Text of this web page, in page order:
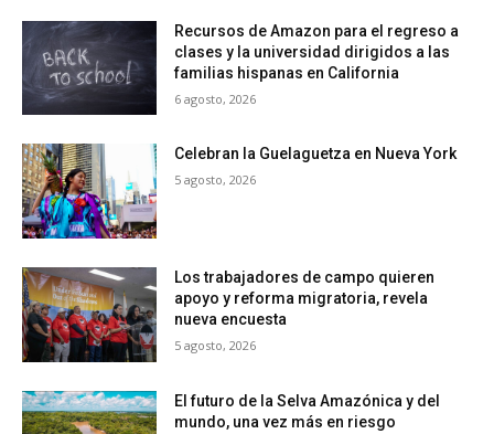
Recursos de Amazon para el regreso a
clases y la universidad dirigidos a las
familias hispanas en California
6 agosto, 2026
Celebran la Guelaguetza en Nueva York
5 agosto, 2026
Los trabajadores de campo quieren
apoyo y reforma migratoria, revela
nueva encuesta
5 agosto, 2026
El futuro de la Selva Amazónica y del
mundo, una vez más en riesgo